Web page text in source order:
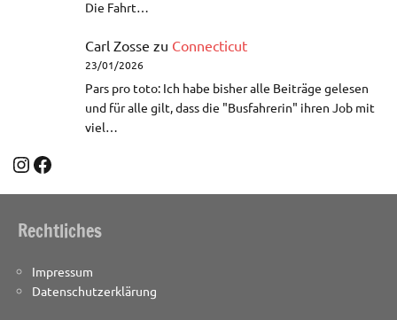
Die Fahrt…
Carl Zosse zu Connecticut
23/01/2026
Pars pro toto: Ich habe bisher alle Beiträge gelesen
und für alle gilt, dass die "Busfahrerin" ihren Job mit
viel…
Instagram
Facebook
Rechtliches
Impressum
Datenschutzerklärung